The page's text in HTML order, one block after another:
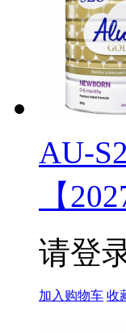
AU-
【
请登
加入购物车 收